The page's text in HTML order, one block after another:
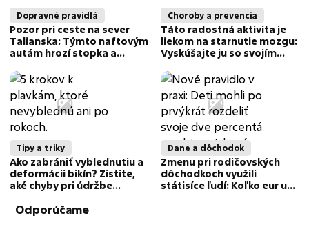
Dopravné pravidlá
Pozor pri ceste na sever
Talianska: Týmto naftovým
autám hrozí stopka a
Choroby a prevencia
Táto radostná aktivita je
liekom na starnutie mozgu:
Vyskúšajte ju so svojím
Tipy a triky
Ako zabrániť vyblednutiu a
deformácii bikín? Zistite,
aké chyby pri údržbe
Dane a dôchodok
Zmenu pri rodičovských
dôchodkoch využili
státisíce ľudí: Koľko eur už
Odporúčame